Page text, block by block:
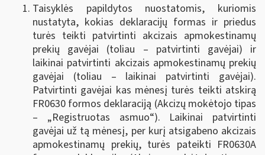
Taisyklės papildytos nuostatomis, kuriomis
nustatyta, kokias deklaracijų formas ir priedus
turės teikti patvirtinti akcizais apmokestinamų
prekių gavėjai (toliau – patvirtinti gavėjai) ir
laikinai patvirtinti akcizais apmokestinamų prekių
gavėjai (toliau – laikinai patvirtinti gavėjai).
Patvirtinti gavėjai kas mėnesį turės teikti atskirą
FR0630 formos deklaraciją (Akcizų mokėtojo tipas
– „Registruotas asmuo“). Laikinai patvirtinti
gavėjai už tą mėnesį, per kurį atsigabeno akcizais
apmokestinamų prekių, turės pateikti FR0630A